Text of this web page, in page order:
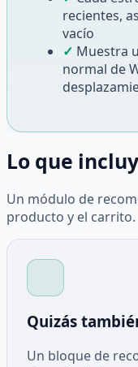
recientes,
vacío
✓ Muestra
normal de
Lo que
Un módulo de
producto y el carrito.
Quizás
Un bloque de